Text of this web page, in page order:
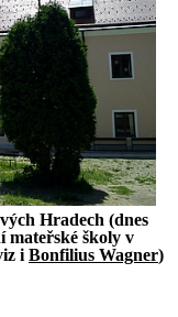
Hradech (dnes
mateřské školy v
i Bonfilius Wagner)